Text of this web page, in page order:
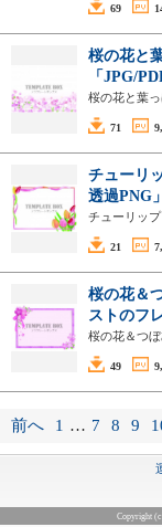
69
桜の花と
「JPG/
桜の花と葉
71
チューリ
透過PNG
チューリッ
21
桜の花＆
ストのフ
桜の花＆つ
49
前へ 1 … 7 8 9
Copyright